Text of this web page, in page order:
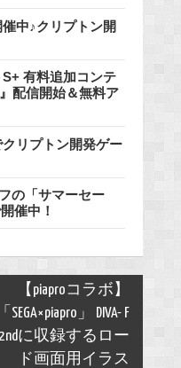
中♪クリプトン開
有料追加コンテ
配信開始＆無料ア
リプトン開発ゲー
の「サマーセー
催中！
【piaproコラボ】
「SEGA×piapro」 DIVA- F
に収録するロー
ド画面用イラス